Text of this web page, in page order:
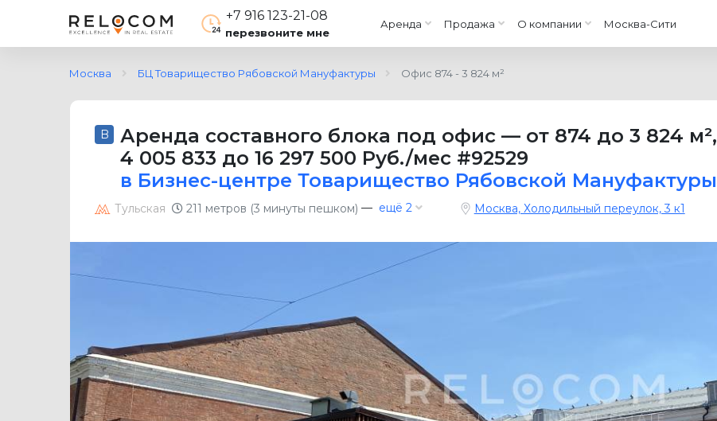
+7 916 123-21-08
перезвоните мне
Аренда Продажа О компании Москва-Сити
Москва БЦ Товарищество Рябовской Мануфактуры Офис 874 - 3 824 м²
B Аренда составного блока под офис — от 874 до 3 824 м²,
4 005 833 до 16 297 500 Руб./мес #92529
в Бизнес-центре Товарищество Рябовской Мануфактуры
Тульская 211 метров (3 минуты пешком) — ещё 2 Москва, Холодильный переулок, 3 к1